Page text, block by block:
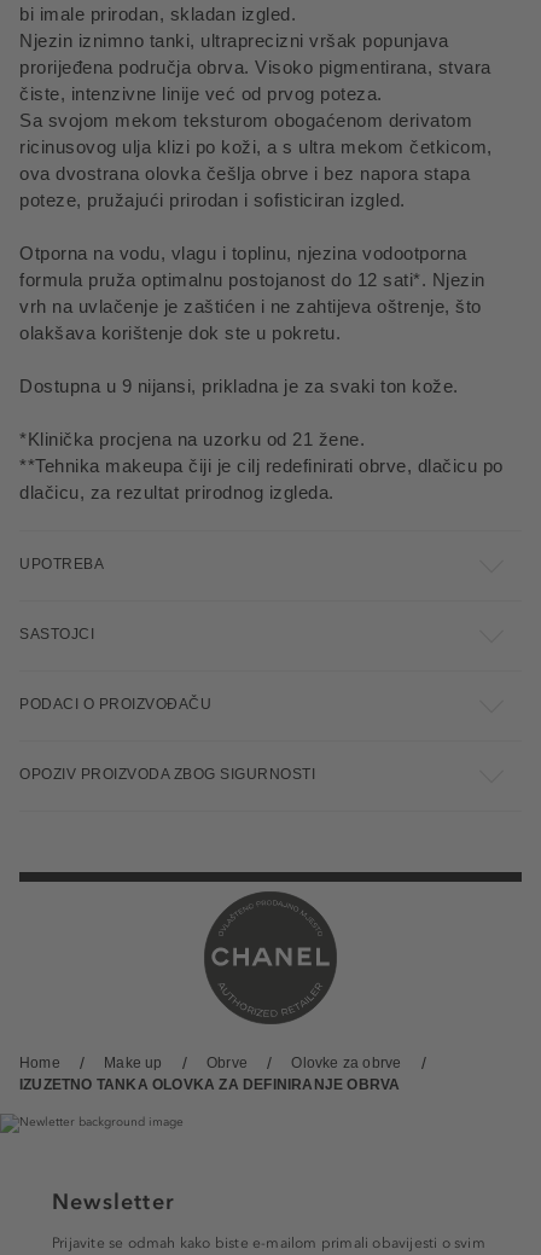
Home Make up Obrve
Olovke za obrve
IZUZETNO TANKA OLOVKA ZA DEFINIRANJE OBRVA
bi imale prirodan, skladan izgled.
Njezin iznimno tanki, ultraprecizni vršak popunjava
prorijeđena područja obrva. Visoko pigmentirana, stvara
čiste, intenzivne linije već od prvog poteza.
Sa svojom mekom teksturom obogaćenom derivatom
ricinusovog ulja klizi po koži, a s ultra mekom četkicom,
ova dvostrana olovka češlja obrve i bez napora stapa
poteze, pružajući prirodan i sofisticiran izgled.
Otporna na vodu, vlagu i toplinu, njezina vodootporna
formula pruža optimalnu postojanost do 12 sati*. Njezin
vrh na uvlačenje je zaštićen i ne zahtijeva oštrenje, što
olakšava korištenje dok ste u pokretu.
Dostupna u 9 nijansi, prikladna je za svaki ton kože.
*Klinička procjena na uzorku od 21 žene.
**Tehnika makeupa čiji je cilj redefinirati obrve, dlačicu po
dlačicu, za rezultat prirodnog izgleda.
UPOTREBA
SASTOJCI
PODACI O PROIZVOĐAČU
OPOZIV PROIZVODA ZBOG SIGURNOSTI
Newsletter
Prijavite se odmah kako biste e-mailom primali obavijesti o svim